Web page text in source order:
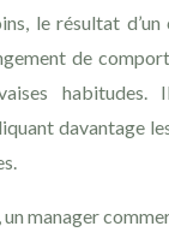
le résultat d’un
de
davantage
manager